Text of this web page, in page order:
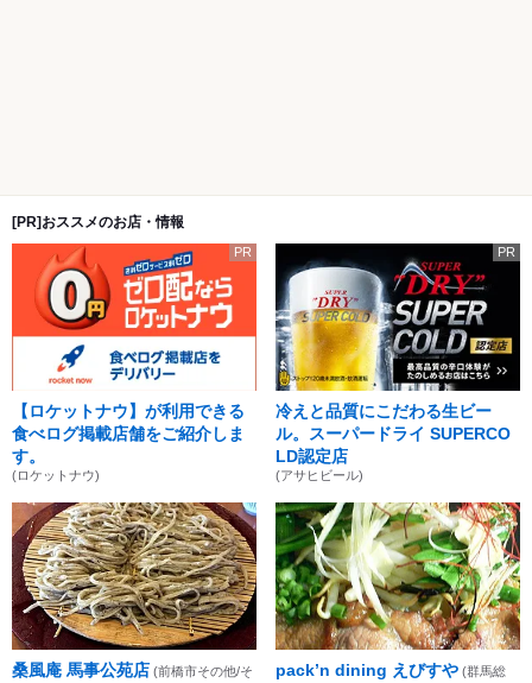
[PR]おススメのお店・情報
PR
【ロケットナウ】が利用できる
食べログ掲載店舗をご紹介しま
す。
(ロケットナウ)
PR
冷えと品質にこだわる生ビー
ル。スーパードライ SUPERCO
LD認定店
(アサヒビール)
桑風庵 馬事公苑店 (前橋市その他/そ
pack’n dining えびすや (群馬総